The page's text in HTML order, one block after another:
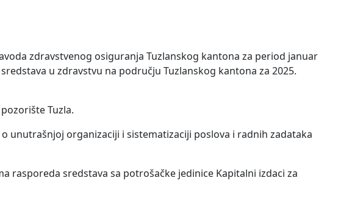
zdravstvenog osiguranja Tuzlanskog kantona za period januar
u zdravstvu na području Tuzlanskog kantona za 2025.
Tuzla.
unutrašnjoj organizaciji i sistematizaciji poslova i radnih zadataka
rasporeda sredstava sa potrošačke jedinice Kapitalni izdaci za